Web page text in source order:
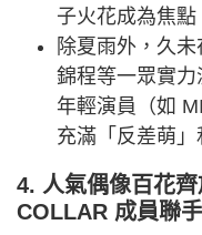
子火花成為焦點
除夏雨外，久
錦程等一眾實力
年輕演員（如
充滿「反差萌」
4. 人氣偶像百花齊
COLLAR 成員聯手